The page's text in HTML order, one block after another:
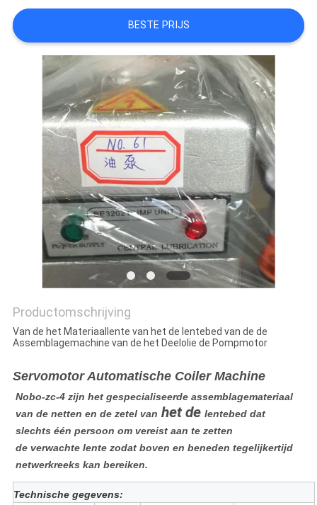
PRIVACYBELEIDBESTE PRIJS
Productomschrijving
Van de het Materiaallente van het de lentebed van de de
Assemblagemachine van de het Deelolie de Pompmotor
Servomotor Automatische Coiler Machine
Nobo-zc-4 zijn het gespecialiseerde assemblagemateriaal
van de netten en de zetel van het de lentebed dat
slechts één persoon om vereist aan te zetten
de verwachte lente zodat boven en beneden tegelijkertijd
netwerkreeks kan bereiken.
Technische gegevens: